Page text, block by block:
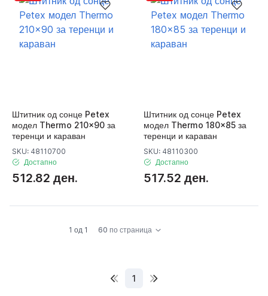
Штитник од сонце Petex
модел Thermo 210x90 за
теренци и караван
SKU: 48110700
Достапно
512.82 ден.
Штитник од сонце Petex
модел Thermo 180x85 за
теренци и караван
SKU: 48110300
Достапно
517.52 ден.
1 од 1 60 по страница
1